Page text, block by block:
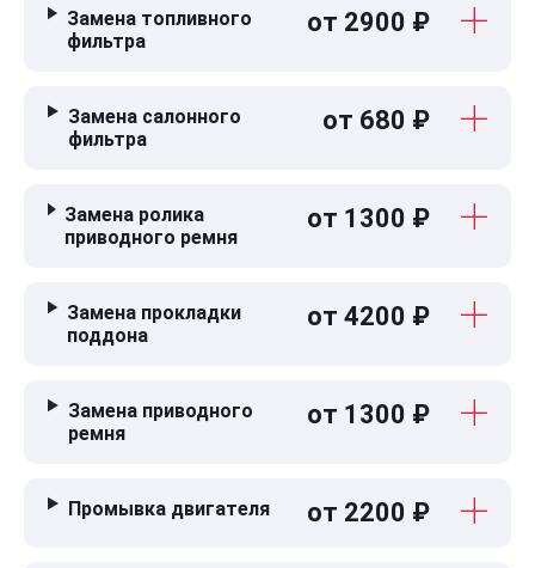
Замена топливного
фильтра
от 2900 ₽
Замена салонного
фильтра
от 680 ₽
Замена ролика
приводного ремня
от 1300 ₽
Замена прокладки
поддона
от 4200 ₽
Замена приводного
ремня
от 1300 ₽
Промывка двигателя от 2200 ₽